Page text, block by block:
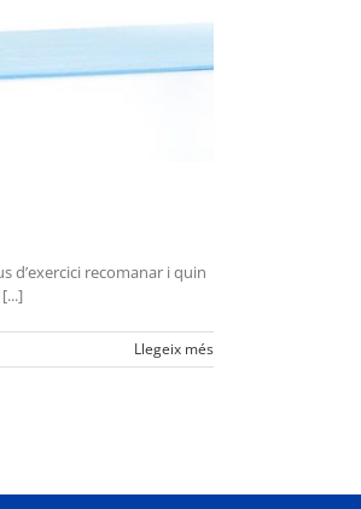
d’exercici recomanar i quin
Llegeix més